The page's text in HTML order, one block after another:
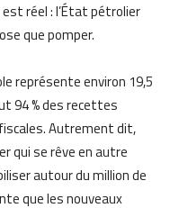
réel : l’État pétrolier
que pomper.
représente environ 19,5
94 % des recettes
Autrement dit,
qui se rêve en autre
autour du million de
que les nouveaux